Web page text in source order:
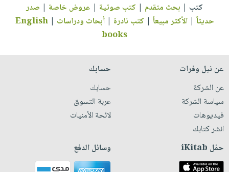
كتب | بحث متقدم | كتب صوتية | عروض خاصة | صدر
حديثاً |الأكثر مبيعاً | كتب نادرة |أبحاث ودراسات |
English
books
عن نيل وفرات
عن الشركة
سياسة الشركة
فيديوهات
انشر كتابك
حسابك
حسابك
عربة التسوق
لائحة الأمنيات
حمّل iKitab وسائل الدفع